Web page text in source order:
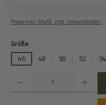
Preise inkl. MwSt. zzgl. Versandkosten
Größe
46
48 50 52 54